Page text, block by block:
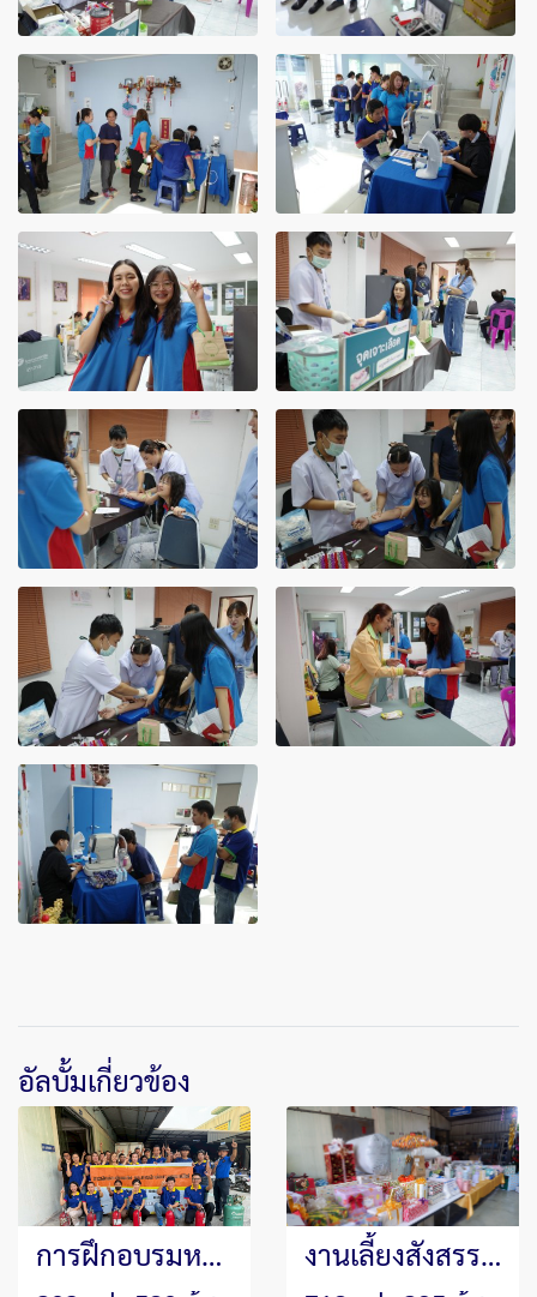
อัลบั้มเกี่ยวข้อง
การฝึกอบรมหลักสูตรดับเพลิงและซ้อมอพยพหนีไฟประจำปี 2568 งานเลี้ยงสังสรรค์และกิจกรรมส่งท้ายปีเก่าต้อนรับปีใหม่ ประจำปี 2568